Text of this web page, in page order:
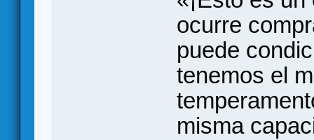
ocurre
puede
tenemos el
misma